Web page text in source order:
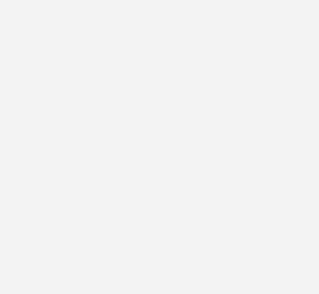
- europaweit. Wie Karsten
auf der Konferenz bestätigte, ist
noch ungeklärt. Zudem sind neue
notwendig, um die in Europa
Bisher stehen dafür nur zwei
Die Recyclingstation für Siliziummodule
bei
und First Solar entsprechende